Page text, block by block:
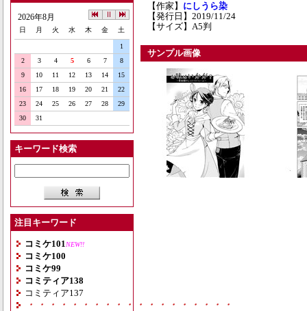
2026年8月
日 月 火 水 木 金 土
1
2
3 4 5 6 7
8
9
10 11 12 13 14
15
16
17 18 19 20 21
22
23
24 25 26 27 28
29
30
31
キーワード検索
注目キーワード
コミケ101 NEW!!
コミケ100
コミケ99
コミティア138
コミティア137
・・・・・・・・・・・・・・・・・・・
【作家】 にしうら染
【発行日】2019/11/24
【サイズ】A5判
サンプル画像